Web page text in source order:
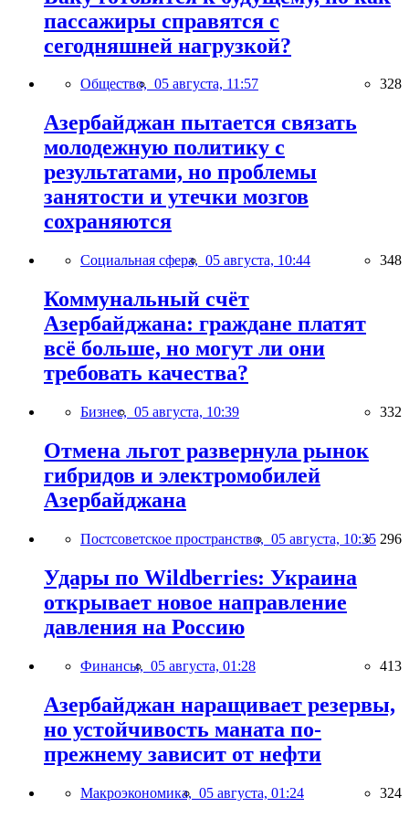
пассажиры справятся с
сегодняшней нагрузкой?
Общество, 05 августа, 11:57 328
Азербайджан пытается связать
молодежную политику с
результатами, но проблемы
занятости и утечки мозгов
сохраняются
Социальная сфера, 05 августа, 10:44 348
Коммунальный счёт
Азербайджана: граждане платят
всё больше, но могут ли они
требовать качества?
Бизнес, 05 августа, 10:39 332
Отмена льгот развернула рынок
гибридов и электромобилей
Азербайджана
Постсоветское пространство, 05 августа, 10:35 296
Удары по Wildberries: Украина
открывает новое направление
давления на Россию
Финансы, 05 августа, 01:28 413
Азербайджан наращивает резервы,
но устойчивость маната по-
прежнему зависит от нефти
Макроэкономика, 05 августа, 01:24 324